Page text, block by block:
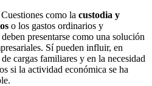
como la custodia y
o los gastos ordinarios y
presentarse como una solución
Sí pueden influir, en
cargas familiares y en la necesidad
si la actividad económica se ha